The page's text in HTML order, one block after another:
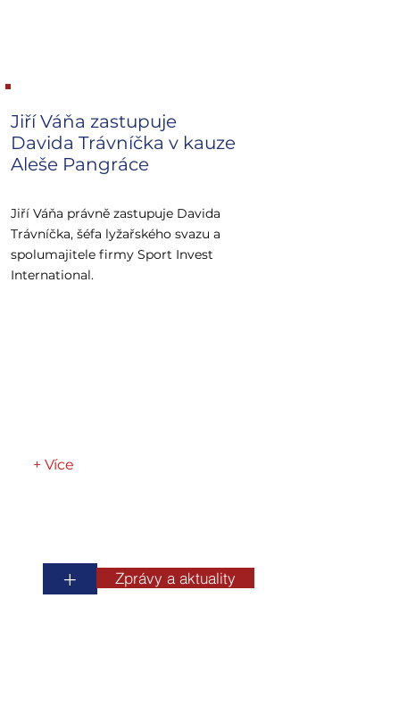
Jiří Váňa zastupuje
Davida Trávníčka v kauze
Aleše Pangráce
Jiří Váňa právně zastupuje Davida
Trávníčka, šéfa lyžařského svazu a
spolumajitele firmy Sport Invest
International.
+ Více
+ Zprávy a aktuality